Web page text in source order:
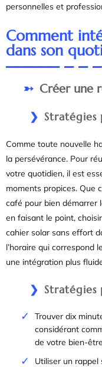
personnelles et
Comment
dans son
Créer une
Stratégies
Comme toute nouvelle
la persévérance. Pour
votre quotidien, il est
moments propices. Que
café pour bien démarrer
en faisant le point,
cahier solar sans effort
l’horaire qui correspond
une intégration plus
Stratégies
Trouver dix
considérant
de votre bien-
Utiliser un